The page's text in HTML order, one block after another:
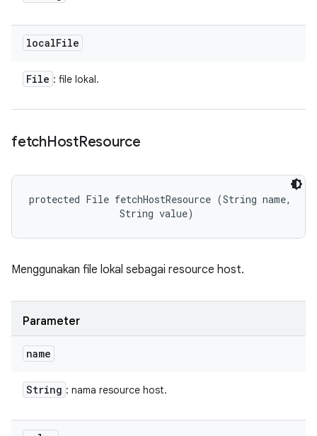
localFile
File : file lokal.
fetchHostResource
protected File fetchHostResource (String name,
                String value)
Menggunakan file lokal sebagai resource host.
Parameter
name
String : nama resource host.